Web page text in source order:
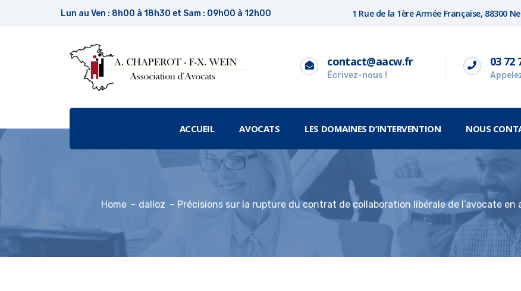
Lun au Ven : 8h00 à 18h30 et Sam : 09h00 à 12h00 1 Rue de la 1ère Armée Française, 88300
contact@aacw.fr
Écrivez-nous !
03 72
ACCUEIL AVOCATS LES DOMAINES D’INTERVENTION NOUS
Home dalloz Précisions sur la rupture du contrat de collaboration libérale de l’avocate en